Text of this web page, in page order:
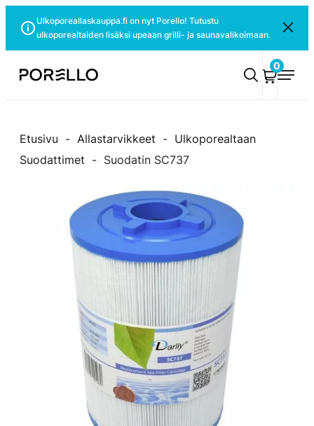
suoraan
Ulkoporeallaskauppa.fi on nyt Porello! Tutustu
ulkoporealtaiden lisäksi upeaan grilli- ja saunavalikoimaan.
Sulje
Porello
0
Etusivu - Allastarvikkeet - Ulkoporealtaan
Suodattimet - Suodatin SC737